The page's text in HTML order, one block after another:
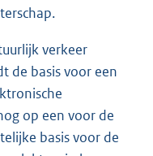
verkeer
de basis voor een
op een voor de
basis voor de